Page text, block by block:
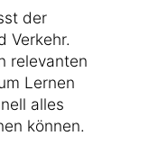
der
Verkehr.
relevanten
Lernen
alles
können.